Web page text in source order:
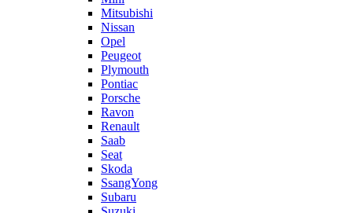
Mitsubishi
Nissan
Opel
Peugeot
Plymouth
Pontiac
Porsche
Ravon
Renault
Saab
Seat
Skoda
SsangYong
Subaru